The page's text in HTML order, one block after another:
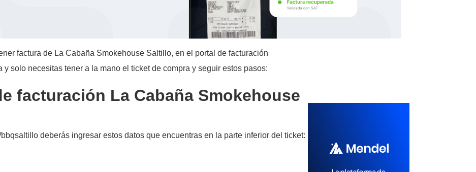
factura de La Cabaña Smokehouse Saltillo, en el portal de facturación
solo necesitas tener a la mano el ticket de compra y seguir estos pasos:​
facturación La Cabaña Smokehouse
deberás ingresar estos datos que encuentras en la parte inferior del ticket: